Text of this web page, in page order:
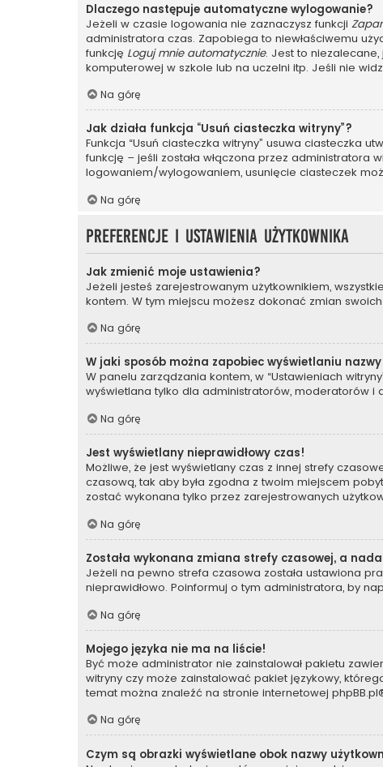
Dlaczego następuje automatyczne wylogowanie?
Jeżeli w czasie logowania nie zaznaczysz funkcji
administratora czas. Zapobiega to niewłaściwemu
funkcję Loguj mnie automatycznie. Jest to
komputerowej w szkole lub na uczelni itp. Jeśli nie
Na górę
Jak działa funkcja “Usuń ciasteczka witryny”?
Funkcja “Usuń ciasteczka witryny” usuwa ciasteczka
funkcję – jeśli została włączona przez administratora
logowaniem/wylogowaniem, usunięcie ciasteczek
Na górę
Preferencje i ustawienia użytkownika
Jak zmienić moje ustawienia?
Jeżeli jesteś zarejestrowanym użytkownikiem,
kontem. W tym miejscu możesz dokonać zmian
Na górę
W jaki sposób można zapobiec wyświetlaniu
W panelu zarządzania kontem, w “Ustawieniach
wyświetlana tylko dla administratorów, moderatorów i
Na górę
Jest wyświetlany nieprawidłowy czas!
Możliwe, że jest wyświetlany czas z innej strefy
czasową, tak aby była zgodna z twoim miejscem
zostać wykonana tylko przez zarejestrowanych
Na górę
Została wykonana zmiana strefy czasowej, a
Jeżeli na pewno strefa czasowa została ustawiona
nieprawidłowo. Poinformuj o tym administratora, by
Na górę
Mojego języka nie ma na liście!
Być może administrator nie zainstalował pakietu
witryny czy może zainstalować pakiet językowy,
temat można znaleźć na stronie internetowej phpBB.pl
Na górę
Czym są obrazki wyświetlane obok nazwy